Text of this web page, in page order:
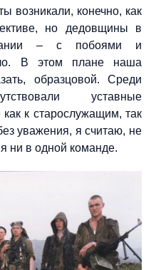
возникали, конечно, как
но дедовщины в
– с побоями и
В этом плане наша
образцовой. Среди
уставные
к старослужащим, так
уважения, я считаю, не
ни в одной команде.